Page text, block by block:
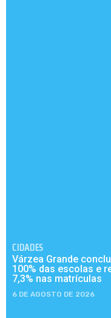
CIDADES
Várzea Grande
100% das escolas e
7,3% nas matrículas
6 DE AGOSTO DE 2026